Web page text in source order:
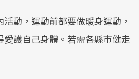
動，運動前都要做暖身運動，
愛護自己身體。若需各縣市健走